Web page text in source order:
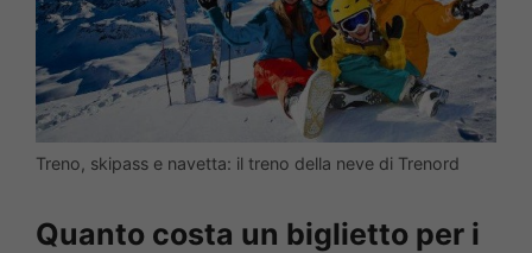
Treno, skipass e navetta: il treno della neve di Trenord
Quanto costa un biglietto per i